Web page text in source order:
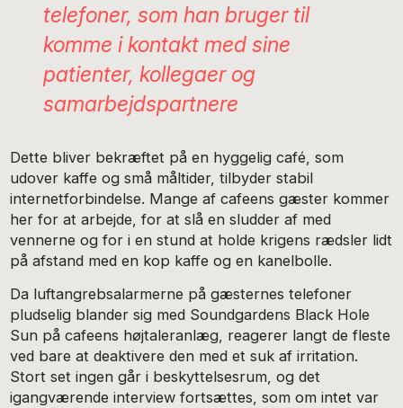
telefoner, som han bruger til
komme i kontakt med sine
patienter, kollegaer og
samarbejdspartnere
Dette bliver bekræftet på en hyggelig café, som
udover kaffe og små måltider, tilbyder stabil
internetforbindelse. Mange af cafeens gæster kommer
her for at arbejde, for at slå en sludder af med
vennerne og for i en stund at holde krigens rædsler lidt
på afstand med en kop kaffe og en kanelbolle.
Da luftangrebsalarmerne på gæsternes telefoner
pludselig blander sig med Soundgardens Black Hole
Sun på cafeens højtaleranlæg, reagerer langt de fleste
ved bare at deaktivere den med et suk af irritation.
Stort set ingen går i beskyttelsesrum, og det
igangværende interview fortsættes, som om intet var